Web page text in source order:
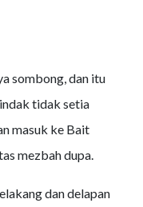
sombong, dan itu
tidak setia
masuk ke Bait
mezbah dupa.
dan delapan